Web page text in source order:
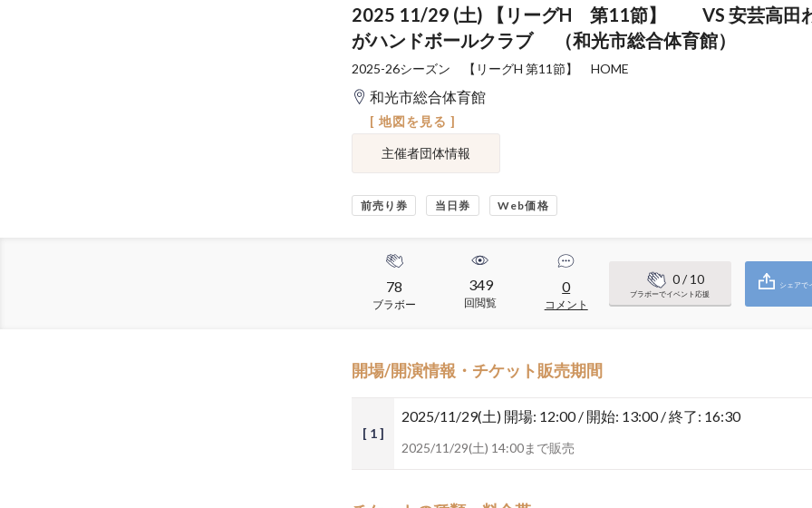
2025 11/29 (土) 【リーグH 第11節】 VS 安芸高田
がハンドボールクラブ （和光市総合体育館）
2025-26シーズン 【リーグH 第11節】 HOME
和光市総合体育館
[ 地図を見る ]
主催者団体情報
前売り券 当日券 Web価格
78
ブラボー
349
回閲覧
0
コメント
0/ 10
ブラボーでイベント応援
シェアで
開場/開演情報・チケット販売期間
[ 1 ]
2025/11/29(土) 開場: 12:00 / 開始: 13:00 / 終了: 16:30
2025/11/29(土) 14:00まで販売